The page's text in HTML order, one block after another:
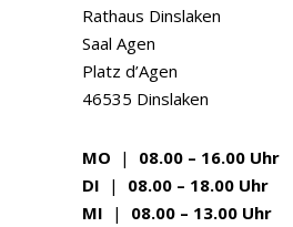
Rathaus Dinslaken
Saal Agen
Platz d’Agen
46535 Dinslaken
MO | 08.00 – 16.00 Uhr
DI | 08.00 – 18.00 Uhr
MI | 08.00 – 13.00 Uhr